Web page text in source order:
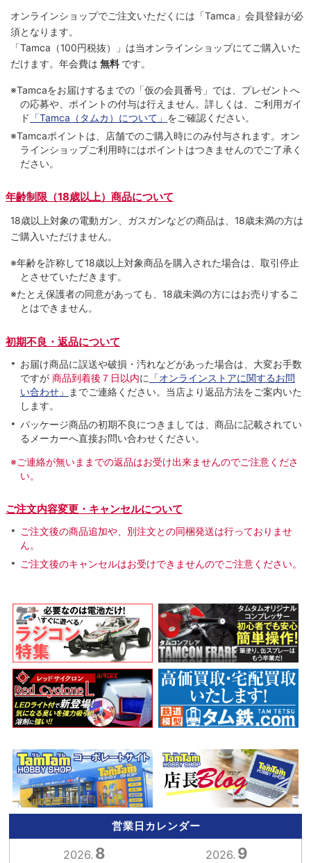
オンラインショップでご注⽂いただくには「Tamca」会員登録が必
須となります。
「Tamca （100円税抜）
」は当オンラインショップにてご購⼊いた
だけます。 年会費は 無料 です。
※Tamcaをお届けするまでの「仮の会員番号」では、プレゼントへ
の応募や、ポイントの付与は⾏えません。詳しくは、ご利⽤ガイ
ド 「Tamca（タムカ）について」 をご確認ください。
※Tamcaポイントは、店舗でのご購⼊時にのみ付与されます。オン
ラインショップご利用時にはポイントはつきませんのでご了承く
ださい。
年齢制限（18歳以上）商品について
18歳以上対象の電動ガン、ガスガンなどの商品は、18歳未満の方は
ご購入いただけません。
※年齢を詐称して18歳以上対象商品を購入された場合は、取引停止
とさせていただきます。
※たとえ保護者の同意があっても、18歳未満の方にはお売りするこ
とはできません。
初期不良・返品について
お届け商品に誤送や破損・汚れなどがあった場合は、大変お手数
ですが 商品到着後７日以内に 「オンラインストアに関するお問
い合わせ」
までご連絡ください。当店より返品方法をご案内いた
します。
パッケージ商品の初期不良につきましては、商品に記載されてい
るメーカーへ直接お問い合わせください。
※ご連絡が無いままでの返品はお受け出来ませんのでご注意くださ
い。
ご注文内容変更・キャンセルについて
ご注文後の商品追加や、別注文との同梱発送は行っておりませ
ん。
ご注文後のキャンセルはお受けできませんのでご注意ください。
営業日カレンダー
2026. 8 2026. 9